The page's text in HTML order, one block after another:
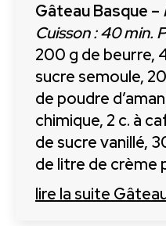
Gâteau Basque –
Cuisson : 40 min.
200 g de beurre,
sucre semoule,
de poudre
chimique, 2 c. à
de sucre vanillé,
de litre de crème
lire la suite